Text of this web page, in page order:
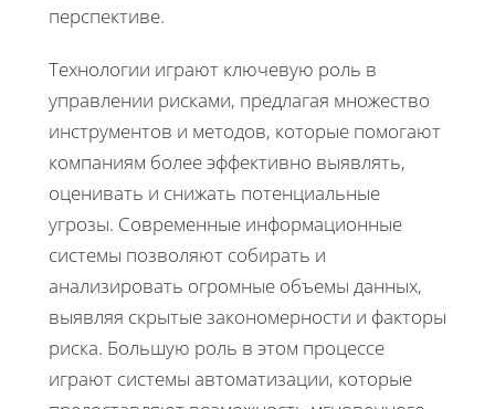
перспективе.
Технологии играют ключевую роль в
управлении рисками, предлагая множество
инструментов и методов, которые помогают
компаниям более эффективно выявлять,
оценивать и снижать потенциальные
угрозы. Современные информационные
системы позволяют собирать и
анализировать огромные объемы данных,
выявляя скрытые закономерности и факторы
риска. Большую роль в этом процессе
играют системы автоматизации, которые